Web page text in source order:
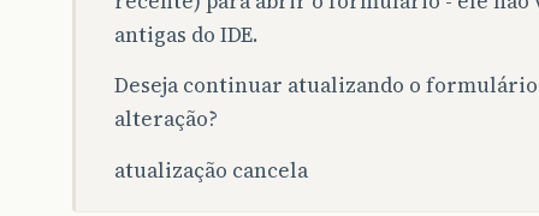
antigas do IDE.
Deseja continuar atualizando o
alteração?
atualização cancela